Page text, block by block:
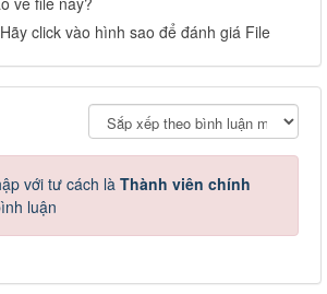
Hãy click vào hình sao để đánh giá File
với tư cách làThành viên chính
luận